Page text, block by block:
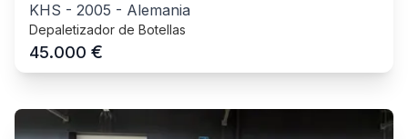
KHS - 2005 - Alemania
Depaletizador de Botellas
45.000 €